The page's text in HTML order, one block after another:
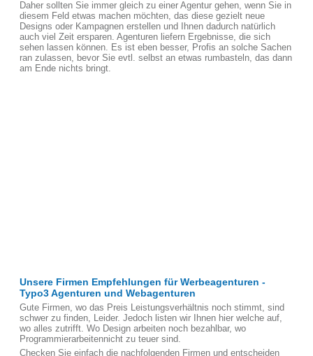
Daher sollten Sie immer gleich zu einer Agentur gehen, wenn Sie in
diesem Feld etwas machen möchten, das diese gezielt neue
Designs oder Kampagnen erstellen und Ihnen dadurch natürlich
auch viel Zeit ersparen. Agenturen liefern Ergebnisse, die sich
sehen lassen können. Es ist eben besser, Profis an solche Sachen
ran zulassen, bevor Sie evtl. selbst an etwas rumbasteln, das dann
am Ende nichts bringt.
Unsere Firmen Empfehlungen für Werbeagenturen -
Typo3 Agenturen und Webagenturen
Gute Firmen, wo das Preis Leistungsverhältnis noch stimmt, sind
schwer zu finden, Leider. Jedoch listen wir Ihnen hier welche auf,
wo alles zutrifft. Wo Design arbeiten noch bezahlbar, wo
Programmierarbeitennicht zu teuer sind.
Checken Sie einfach die nachfolgenden Firmen und entscheiden